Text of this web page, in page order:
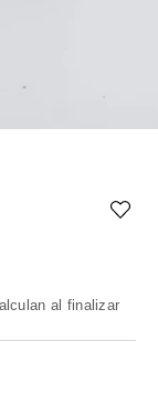
al finalizar